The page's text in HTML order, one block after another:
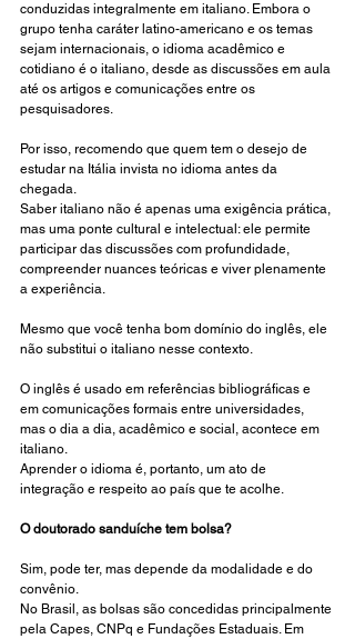
conduzidas integralmente em italiano. Embora o
grupo tenha caráter latino-americano e os temas
sejam internacionais, o idioma acadêmico e
cotidiano é o italiano, desde as discussões em aula
até os artigos e comunicações entre os
pesquisadores.
Por isso, recomendo que quem tem o desejo de
estudar na Itália invista no idioma antes da
chegada.
Saber italiano não é apenas uma exigência prática,
mas uma ponte cultural e intelectual: ele permite
participar das discussões com profundidade,
compreender nuances teóricas e viver plenamente
a experiência.
Mesmo que você tenha bom domínio do inglês, ele
não substitui o italiano nesse contexto.
O inglês é usado em referências bibliográficas e
em comunicações formais entre universidades,
mas o dia a dia, acadêmico e social, acontece em
italiano.
Aprender o idioma é, portanto, um ato de
integração e respeito ao país que te acolhe.
O doutorado sanduíche tem bolsa?
Sim, pode ter, mas depende da modalidade e do
convênio.
No Brasil, as bolsas são concedidas principalmente
pela Capes, CNPq e Fundações Estaduais. Em